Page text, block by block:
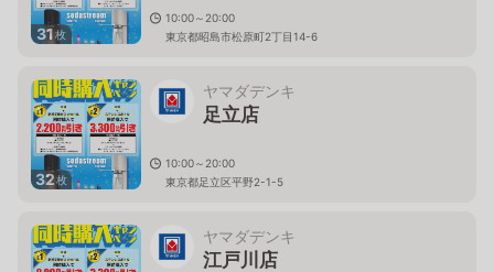
31枚
10:00～20:00
東京都昭島市松原町2丁目14-6
32枚
ヤマダデンキ
足立店
10:00～20:00
東京都足立区平野2-1-5
ヤマダデンキ
江戸川店